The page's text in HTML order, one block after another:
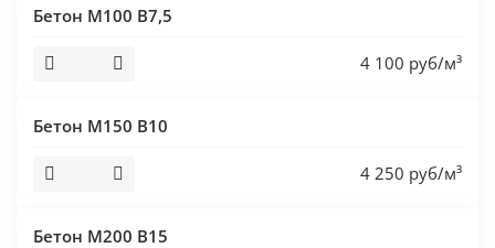
Бетон М100 В7,5
4 100 руб/м³
Бетон М150 В10
4 250 руб/м³
Бетон М200 В15